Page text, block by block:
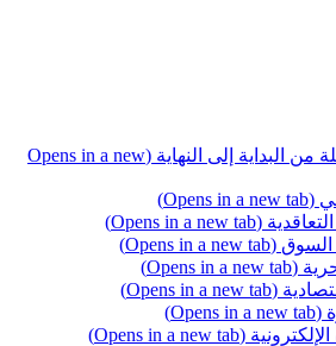
البداية إلى النهاية (Opens in a new
(Opens in a new tab)
(Opens in a new tab)
السوق (Opens in a new tab)
(Opens in a new tab)
(Opens in a new tab)
(Opens in a new tab)
(Opens in a new tab)